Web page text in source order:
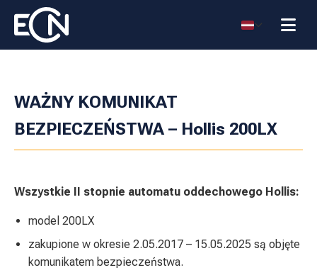
WAŻNY KOMUNIKAT
BEZPIECZEŃSTWA – Hollis 200LX
Wszystkie II stopnie automatu oddechowego Hollis:
model 200LX
zakupione w okresie 2.05.2017 – 15.05.2025 są objęte
komunikatem bezpieczeństwa.